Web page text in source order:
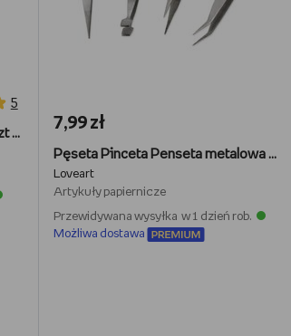
5
PASKI DO QUILLINGU 3mm 120 szt - odcienie niebieskiego
7,99 zł
Pęseta Pinceta Penseta metalowa Quilling 4 sztuki
Loveart
Artykuły papiernicze
Przewidywana wysyłka w 1 dzień rob.
Możliwa dostawa